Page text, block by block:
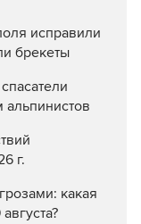
исправили
брекеты
г.
какая